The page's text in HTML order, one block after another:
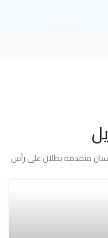
متقدمة يظلان على رأس